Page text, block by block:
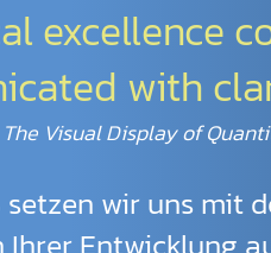
excellence
with
The Visual Display of
setzen wir uns